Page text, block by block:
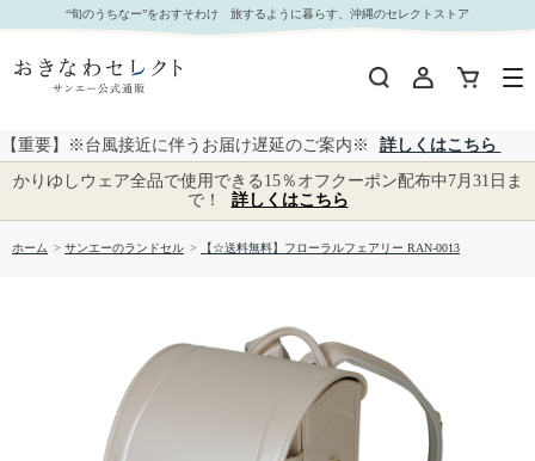
【☆送料無料】フローラルフェアリー RAN-0013｜おきなわセレクト サンエー公式通販
“旬のうちなー”をおすそわけ 旅するように暮らす、沖縄のセレクトストア
【重要】※台風接近に伴うお届け遅延のご案内※
詳しくはこちら
かりゆしウェア全品で使用できる15％オフクーポン配布中7月31日ま
で！
詳しくはこちら
ホーム > サンエーのランドセル > 【☆送料無料】フローラルフェアリー RAN-0013